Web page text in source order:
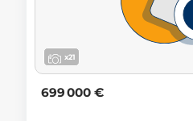
x21
699 000 €